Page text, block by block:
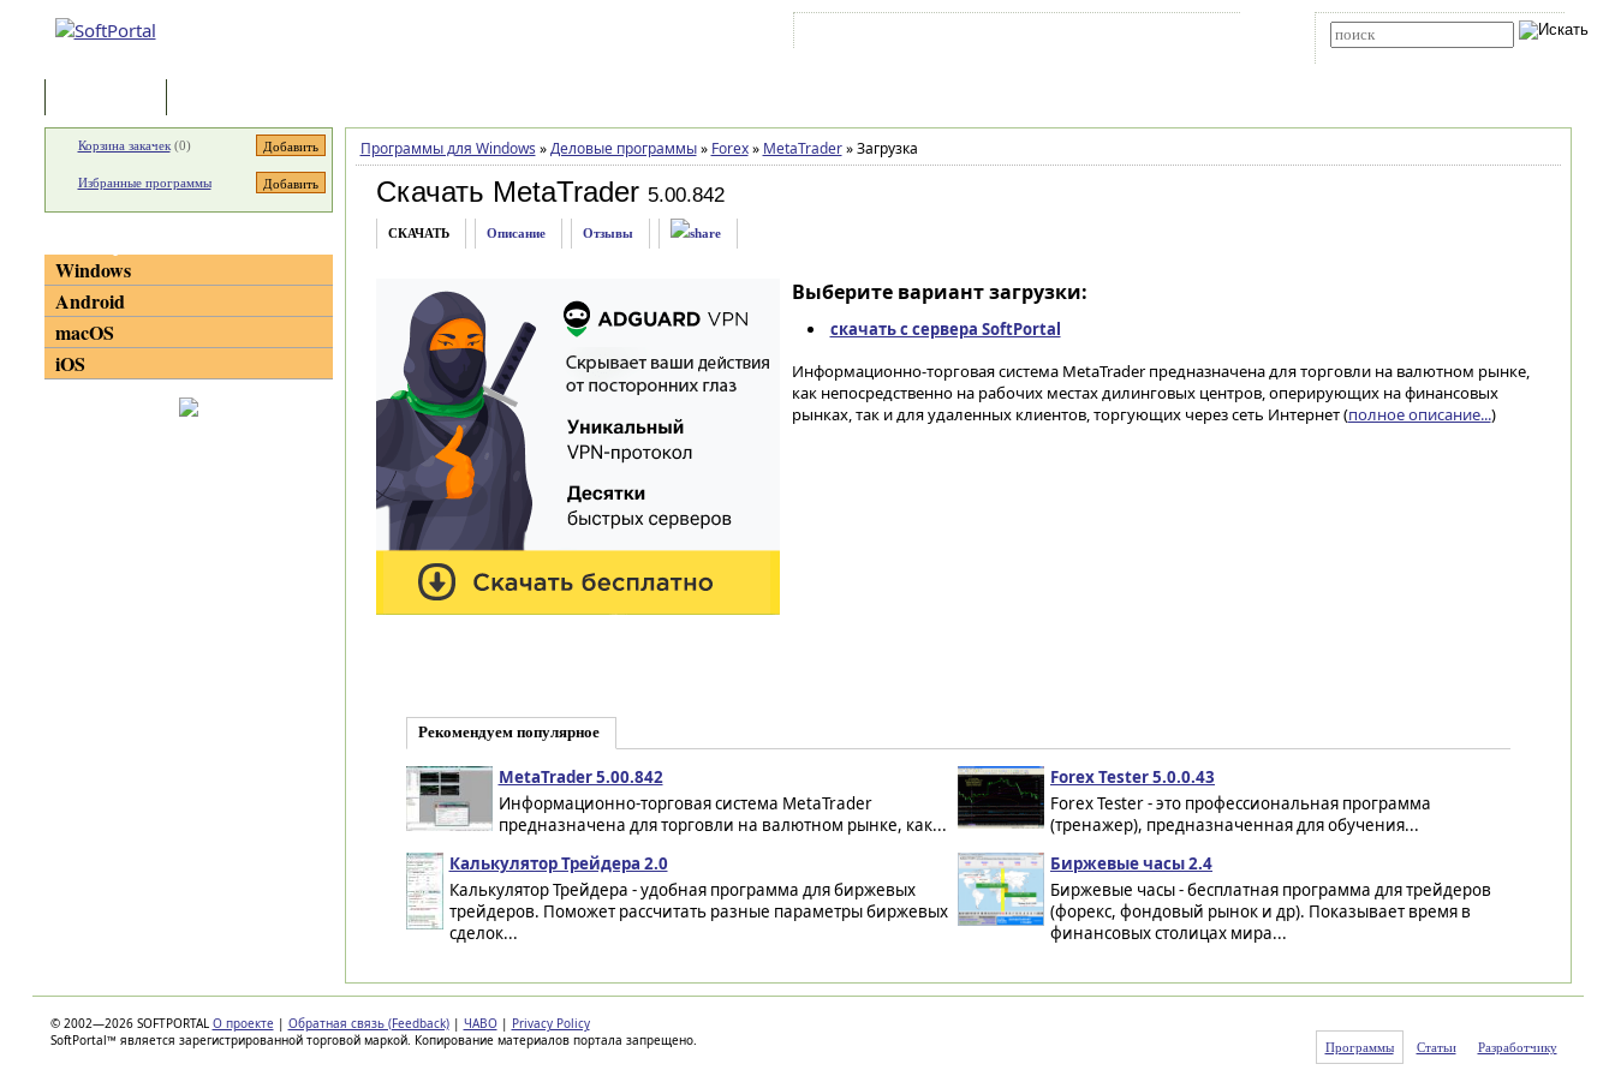
Программы для Windows » Деловые программы » Forex » MetaTrader »Загрузка
Скачать MetaTrader 5.00.842
СКАЧАТЬ Описание Отзывы
Выберите вариант загрузки:
скачать с сервера SoftPortal
Информационно-торговая система MetaTrader предназначена для торговли на валютном рынке,
как непосредственно на рабочих местах дилинговых центров, оперирующих на финансовых
рынках, так и для удаленных клиентов, торгующих через сеть Интернет (полное описание...)
Рекомендуем популярное
MetaTrader 5.00.842
Информационно-торговая система MetaTrader
предназначена для торговли на валютном рынке, как...
Forex Tester 5.0.0.43
Forex Tester - это профессиональная программа
(тренажер), предназначенная для обучения...
Калькулятор Трейдера 2.0
Калькулятор Трейдера - удобная программа для биржевых
трейдеров. Поможет рассчитать разные параметры биржевых
сделок...
Биржевые часы 2.4
Биржевые часы - бесплатная программа для трейдеров
(форекс, фондовый рынок и др). Показывает время в
финансовых столицах мира...
Корзина закачек(0)
Избранные программы
Windows
Android
macOS
iOS
© 2002—2026 SOFTPORTAL О проекте | Обратная связь (Feedback) | ЧАВО | Privacy Policy
SoftPortal™ является зарегистрированной торговой маркой. Копирование материалов портала запрещено.
Программы Статьи Разработчику